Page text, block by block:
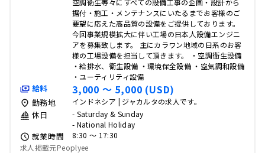
空調衛生等々にすべての設備工事の企画・設計から
据付・施工・メンテナンスにいたるまでお客様のご
要望に応えた高品質の設備をご提供しております。
今回事業規模拡大に伴い工場の日本人設備エンジニ
アを募集致します。 主にカラワン地域の日系のお客
様の工場設備を担当して頂きます。 ・空調衛生設備
・給排水、衛生設備 ・環境保全設備 ・空気調和設備
・ユーティリティ設備
給料 3,000 〜 5,000 (USD)
勤務地 インドネシア | ジャカルタの求人です。
休日
- Saturday & Sunday
- National Holiday
就業時間
8:30 〜 17:30
求人掲載元Peoplyee